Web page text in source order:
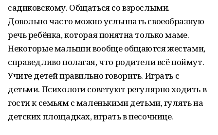
садиковскому. Общаться со взрослыми.
Довольно часто можно услышать своеобразную
речь ребёнка, которая понятна только маме.
Некоторые малыши вообще общаются жестами,
справедливо полагая, что родители всё поймут.
Учите детей правильно говорить. Играть с
детьми. Психологи советуют регулярно ходить в
гости к семьям с маленькими детьми, гулять на
детских площадках, играть в песочнице.